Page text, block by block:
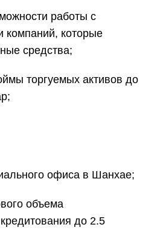
работы с
компаний, которые
средства;
торгуемых активов до
офиса в Шанхае;
объема
до 2.5